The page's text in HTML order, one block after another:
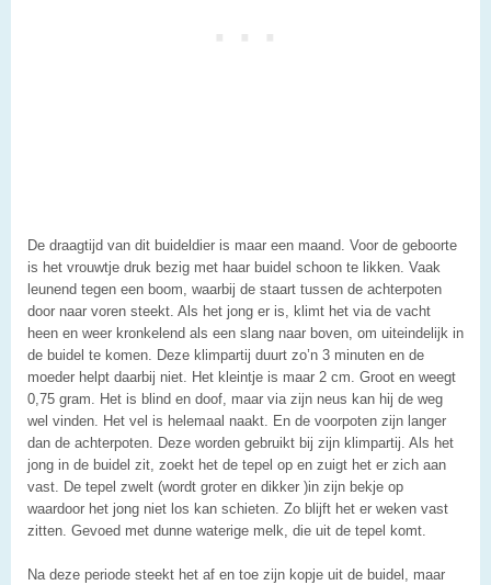
De draagtijd van dit buideldier is maar een maand. Voor de geboorte
is het vrouwtje druk bezig met haar buidel schoon te likken. Vaak
leunend tegen een boom, waarbij de staart tussen de achterpoten
door naar voren steekt. Als het jong er is, klimt het via de vacht
heen en weer kronkelend als een slang naar boven, om uiteindelijk in
de buidel te komen. Deze klimpartij duurt zo’n 3 minuten en de
moeder helpt daarbij niet. Het kleintje is maar 2 cm. Groot en weegt
0,75 gram. Het is blind en doof, maar via zijn neus kan hij de weg
wel vinden. Het vel is helemaal naakt. En de voorpoten zijn langer
dan de achterpoten. Deze worden gebruikt bij zijn klimpartij. Als het
jong in de buidel zit, zoekt het de tepel op en zuigt het er zich aan
vast. De tepel zwelt (wordt groter en dikker )in zijn bekje op
waardoor het jong niet los kan schieten. Zo blijft het er weken vast
zitten. Gevoed met dunne waterige melk, die uit de tepel komt.
Na deze periode steekt het af en toe zijn kopje uit de buidel, maar